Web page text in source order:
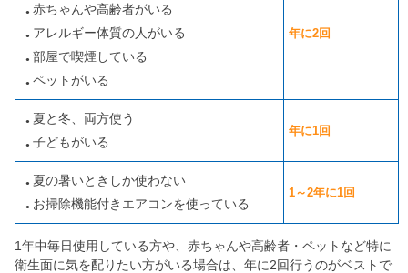
赤ちゃんや高齢者がいる
アレルギー体質の人がいる
部屋で喫煙している
ペットがいる
年に2回
夏と冬、両方使う
子どもがいる
年に1回
夏の暑いときしか使わない
お掃除機能付きエアコンを使っている
1～2年に1回
1年中毎日使用している方や、赤ちゃんや高齢者・ペットなど特に
衛生面に気を配りたい方がいる場合は、年に2回行うのがベストで